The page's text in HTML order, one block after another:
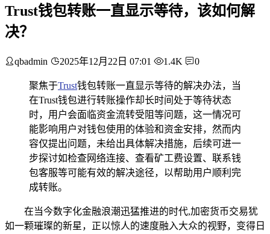
Trust钱包转账一直显示等待，该如何解
决？
qbadmin 2025年12月22日 07:01 1.4K 0
聚焦于Trust钱包转账一直显示等待的解决办法，当
在Trust钱包进行转账操作却长时间处于等待状态
时，用户会面临资金流转受阻等问题，这一情况可
能影响用户对钱包使用的体验和资金安排，然而内
容仅提出问题，未给出具体解决措施，后续可进一
步探讨如检查网络连接、查看矿工费设置、联系钱
包客服等可能有效的解决途径，以帮助用户顺利完
成转账。
在当今数字化金融浪潮迅猛推进的时代,加密货币交易犹
如一颗璀璨的新星，正以惊人的速度融入大众的视野，变得日